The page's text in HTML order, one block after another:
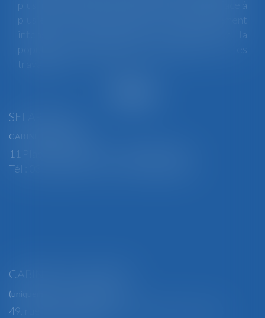
plus intenses. Depuis la fin mai, la France fait face à
plusieurs épisodes caniculaires particulièrement
intenses, qui constituent un risque pour la
population générale, mais également pour les
travailleurs...
SELARL BGBJ
CABINET PRINCIPAL
11 Place Edmond Henry - 88000 ÉPINAL
Tél : 03 29 82 29 04 - Fax : 03 29 64 06 84
CABINET SECONDAIRE
(uniquement sur rendez-vous)
49, rue Thiers - 88100 SAINT-DIÉ DES VOSGES